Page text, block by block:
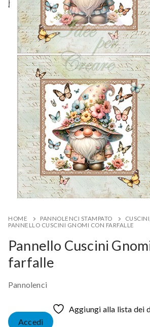
HOME PANNOLENCI STAMPATO
PANNELLO CUSCINI GNOMI CON FARFALLE
Pannello Cuscini
farfalle
Pannolenci
Aggiungi alla lista dei
Accedi